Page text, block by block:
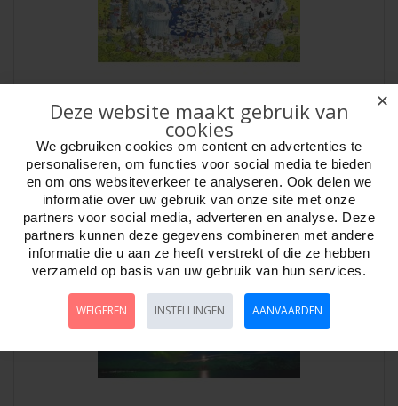
Puzz.Polar Habitat,Comic 1000 Heye 29692
Heye Puzzel Polar Habitat 1000 st. Heye 29692Serie, Funky Zoo,
Comic. Tekenaar, Marino Degano. Cart..
✕
Deze website maakt gebruik van
cookies
We gebruiken cookies om content en advertenties te
personaliseren, om functies voor social media te bieden
en om ons websiteverkeer te analyseren. Ook delen we
informatie over uw gebruik van onze site met onze
partners voor social media, adverteren en analyse. Deze
partners kunnen deze gegevens combineren met andere
informatie die u aan ze heeft verstrekt of die ze hebben
verzameld op basis van uw gebruik van hun services.
WEIGEREN INSTELLINGEN AANVAARDEN